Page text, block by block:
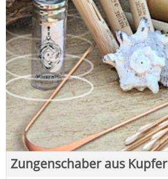
Zungenschaber aus Kupfer